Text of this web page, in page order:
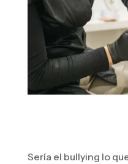
Sería el bullying lo